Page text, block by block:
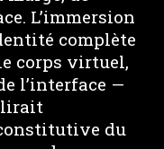
L’immersion
complète
corps virtuel,
l’interface —
du